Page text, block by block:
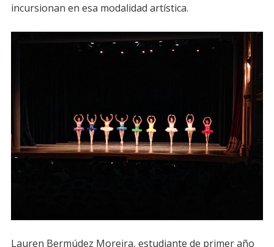
incursionan en esa modalidad artística.
Lauren Bermúdez Moreira, estudiante de primer año